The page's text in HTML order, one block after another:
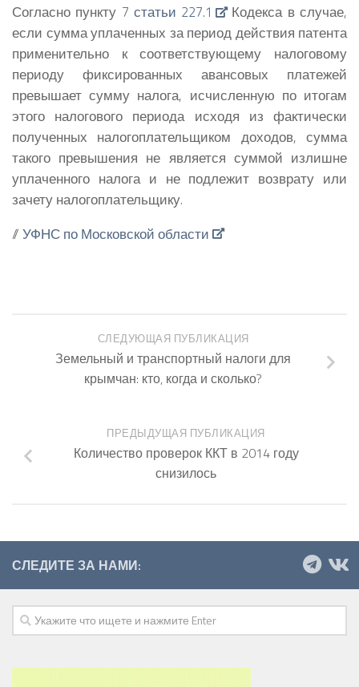
Согласно пункту 7 статьи 227.1
Кодекса в случае,
если сумма уплаченных за период действия патента
применительно к соответствующему налоговому
периоду фиксированных авансовых платежей
превышает сумму налога, исчисленную по итогам
этого налогового периода исходя из фактически
полученных налогоплательщиком доходов, сумма
такого превышения не является суммой излишне
уплаченного налога и не подлежит возврату или
зачету налогоплательщику.
// УФНС по Московской области
СЛЕДУЮЩАЯ ПУБЛИКАЦИЯ
Земельный и транспортный налоги для
крымчан: кто, когда и сколько?
ПРЕДЫДУЩАЯ ПУБЛИКАЦИЯ
Количество проверок ККТ в 2014 году
снизилось
СЛЕДИТЕ ЗА НАМИ: